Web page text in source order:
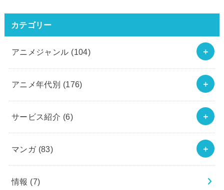
カテゴリー
アニメジャンル (104)
アニメ年代別 (176)
サービス紹介 (6)
マンガ (83)
情報 (7)